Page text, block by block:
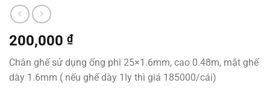
200,000 ₫
Chân ghế sử dụng ống phi 25×1.6mm, cao 0.48m, mặt ghế
dày 1.6mm ( nếu ghế dày 1ly thì giá 185000/cái)